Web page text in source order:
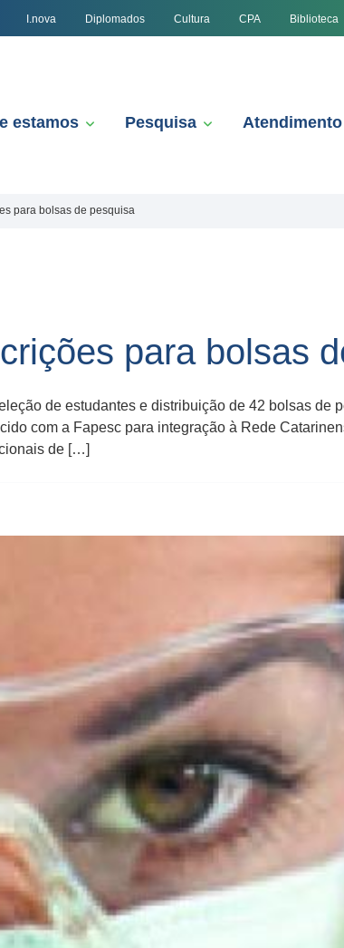
I.nova Diplomados Cultura CPA Biblioteca
estamos Pesquisa
para bolsas de pesquisa
para bolsas
de estudantes e distribuição de 42 bolsas de
com a Fapesc para integração à Rede
de […]